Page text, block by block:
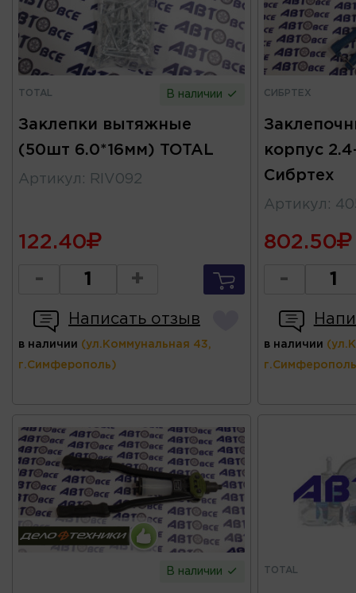
TOTAL В наличии
Заклепки вытяжные
(50шт 6.0*16мм) TOTAL
Артикул : RIV092
122.40
- +
Написать отзыв
в наличии (ул.Коммунальная 43,
г.Симферополь)
СИБРТЕХ
корпус
Сибртех
Артикул :
802.50
-
в наличии
В наличии TOTAL